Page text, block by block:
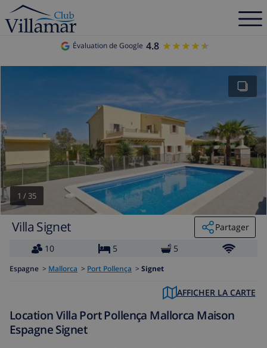
Évaluation de Google 4.8 ★★★★★
★★★★★
1 /35
Villa Signet
Partager
10
5 5
Espagne > Mallorca > Port Pollença > Signet
AFFICHER LA CARTE
Location Villa Port Pollença Mallorca Maison
Espagne Signet